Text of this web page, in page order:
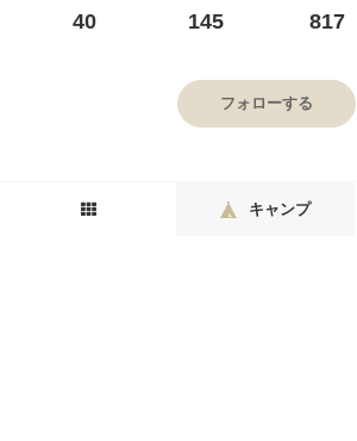
40 145 817
フォローする
キャンプ